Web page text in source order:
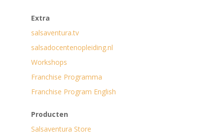
Extra
salsaventura.tv
salsadocentenopleiding.nl
Workshops
Franchise Programma
Franchise Program English
Producten
Salsaventura Store